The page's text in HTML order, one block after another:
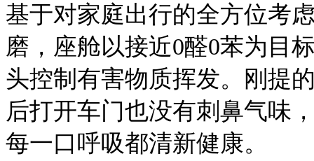
基于对家庭出行的全方位考
磨，座舱以接近0醛0苯为目
头控制有害物质挥发。
刚提
后打开车门也没有刺鼻气味
每一口呼吸都清新健康。